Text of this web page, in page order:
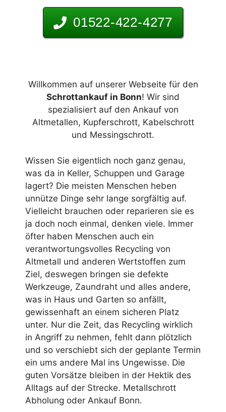
01522-422-4277
Willkommen auf unserer Webseite für den
Schrottankauf in Bonn! Wir sind
spezialisiert auf den Ankauf von
Altmetallen, Kupferschrott, Kabelschrott
und Messingschrott.
Wissen Sie eigentlich noch ganz genau,
was da in Keller, Schuppen und Garage
lagert? Die meisten Menschen heben
unnütze Dinge sehr lange sorgfältig auf.
Vielleicht brauchen oder reparieren sie es
ja doch noch einmal, denken viele. Immer
öfter haben Menschen auch ein
verantwortungsvolles Recycling von
Altmetall und anderen Wertstoffen zum
Ziel, deswegen bringen sie defekte
Werkzeuge, Zaundraht und alles andere,
was in Haus und Garten so anfällt,
gewissenhaft an einem sicheren Platz
unter. Nur die Zeit, das Recycling wirklich
in Angriff zu nehmen, fehlt dann plötzlich
und so verschiebt sich der geplante Termin
ein ums andere Mal ins Ungewisse. Die
guten Vorsätze bleiben in der Hektik des
Alltags auf der Strecke. Metallschrott
Abholung oder Ankauf Bonn.